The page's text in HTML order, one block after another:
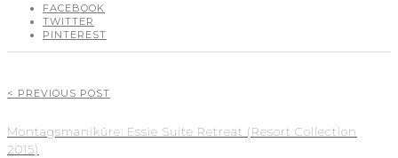
FACEBOOK
TWITTER
PINTEREST
< PREVIOUS POST
Montagsmaniküre: Essie Suite Retreat (Resort Collection
2015)